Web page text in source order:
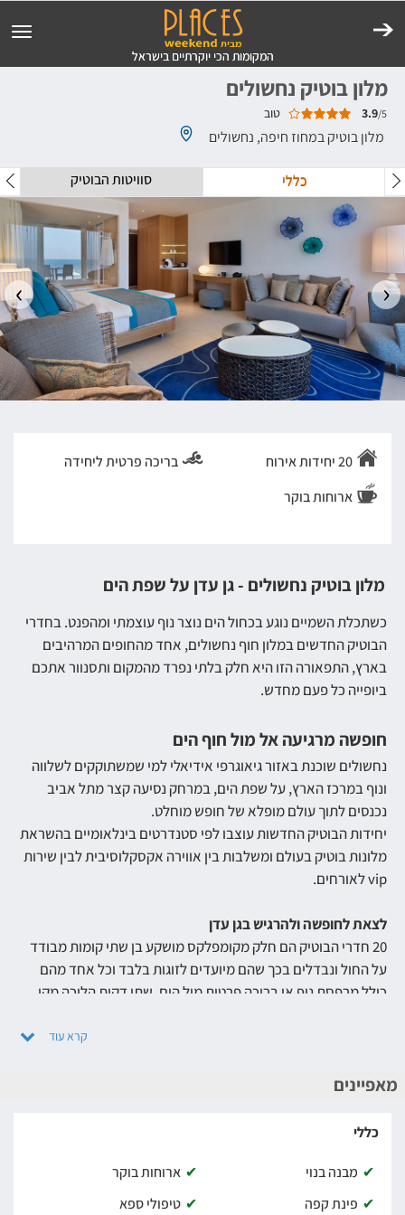
מלון בוטיק נחשולים
3.9/5 טוב
מלון בוטיק במחוז חיפה, נחשולים
סוויטות הבוטיק כללי
20 יחידות אירוח
בריכה פרטית ליחידה
ארוחות בוקר
מלון בוטיק נחשולים - גן עדן על שפת הים
כשתכלת השמיים נוגע בכחול הים נוצר נוף עוצמתי ומהפנט. בחדרי
הבוטיק החדשים במלון חוף נחשולים, אחד מהחופים המרהיבים
בארץ, התפאורה הזו היא חלק בלתי נפרד מהמקום ותסנוור אתכם
ביופייה כל פעם מחדש.
חופשה מרגיעה אל מול חוף הים
נחשולים שוכנת באזור גיאוגרפי אידיאלי למי שמשתוקקים לשלווה
ונוף במרכז הארץ, על שפת הים, במרחק נסיעה קצר מתל אביב
נכנסים לתוך עולם מופלא של חופש מוחלט.
יחידות הבוטיק החדשות עוצבו לפי סטנדרטים בינלאומיים בהשראת
מלונות בוטיק בעולם ומשלבות בין אווירה אקסקלוסיבית לבין שירות
vip לאורחים.
לצאת לחופשה ולהרגיש בגן עדן
20 חדרי הבוטיק הם חלק מקומפלקס מושקע בן שתי קומות מבודד
על החול ונבדלים בכך שהם מיועדים לזוגות בלבד וכל אחד מהם
כולל מרפסת נוף או בריכה פרטית מול הים, שתי דקות הליכה מקו
כל מה שתראו מכאן זה כחול עמוק בעיניים ושקיעות מהפנטות.
פינוקים בסטנדרטים בינלאומיים
מולה תלוי מסך טלוויזיה led 40 אינץ', צמוד למרפסת ישנה פינת
ישיבה מסוגננת עם ספה, הדום וכורסא מפנקות.
מאפיינים
כללי
מבנה בנוי
ארוחות בוקר
פינת קפה
טיפולי ספא